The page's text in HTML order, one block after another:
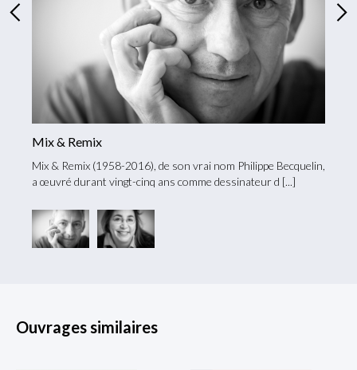
Mix & Remix
Mix & Remix (1958-2016), de son vrai nom Philippe Becquelin,
a œuvré durant vingt-cinq ans comme dessinateur d
Ouvrages similaires